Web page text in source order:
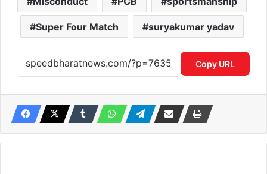
Super Four Match suryakumar yadav
Copy URL